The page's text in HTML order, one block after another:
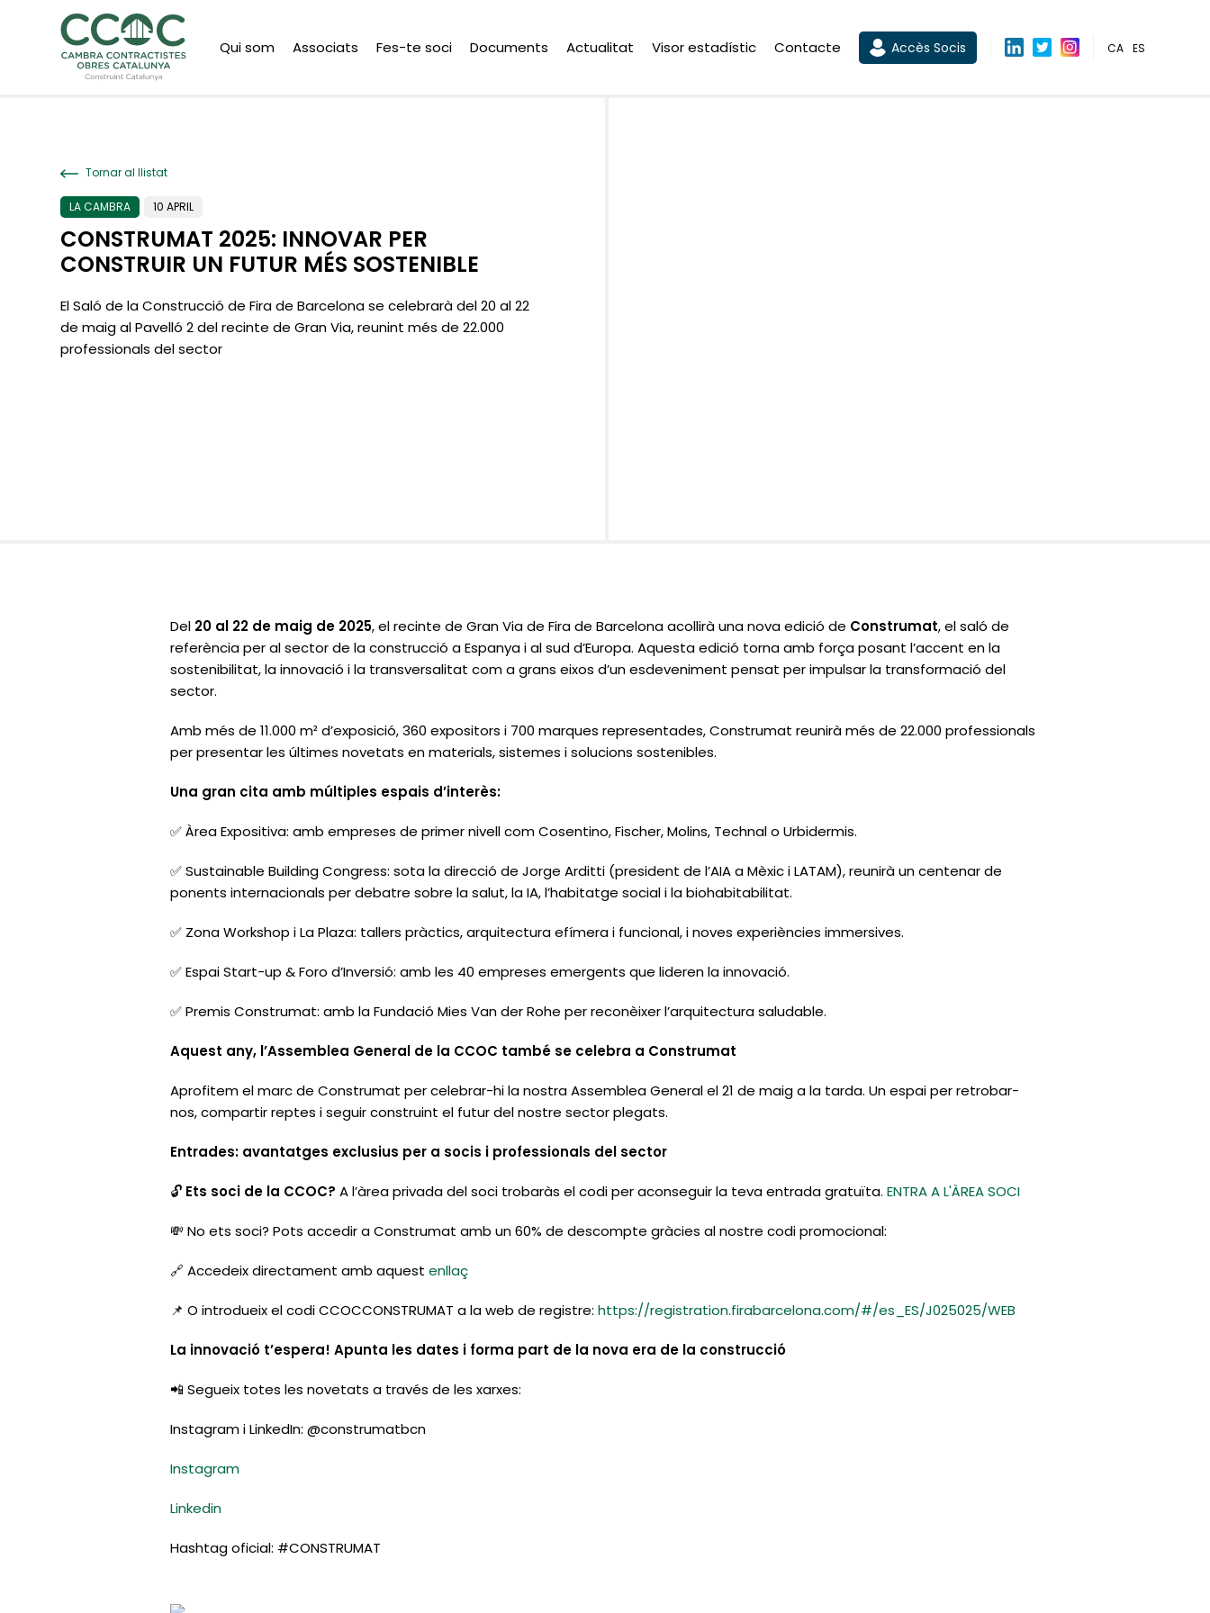
Qui som Associats Fes-te soci Documents Actualitat Visor estadístic Contacte Accès Socis CA ES
Tornar al llistat
LA CAMBRA 10 APRIL
CONSTRUMAT 2025: INNOVAR PER
CONSTRUIR UN FUTUR MÉS SOSTENIBLE
El Saló de la Construcció de Fira de Barcelona se celebrarà del 20 al 22
de maig al Pavelló 2 del recinte de Gran Via, reunint més de 22.000
professionals del sector
Del 20 al 22 de maig de 2025, el recinte de Gran Via de Fira de Barcelona acollirà una nova edició de Construmat, el saló de
referència per al sector de la construcció a Espanya i al sud d’Europa. Aquesta edició torna amb força posant l’accent en la
sostenibilitat, la innovació i la transversalitat com a grans eixos d’un esdeveniment pensat per impulsar la transformació del
sector.
Amb més de 11.000 m² d’exposició, 360 expositors i 700 marques representades, Construmat reunirà més de 22.000 professionals
per presentar les últimes novetats en materials, sistemes i solucions sostenibles.
Una gran cita amb múltiples espais d’interès:
✅ Àrea Expositiva: amb empreses de primer nivell com Cosentino, Fischer, Molins, Technal o Urbidermis.
✅ Sustainable Building Congress: sota la direcció de Jorge Arditti (president de l’AIA a Mèxic i LATAM), reunirà un centenar de
ponents internacionals per debatre sobre la salut, la IA, l’habitatge social i la biohabitabilitat.
✅ Zona Workshop i La Plaza: tallers pràctics, arquitectura efímera i funcional, i noves experiències immersives.
✅ Espai Start-up & Foro d’Inversió: amb les 40 empreses emergents que lideren la innovació.
✅ Premis Construmat: amb la Fundació Mies Van der Rohe per reconèixer l’arquitectura saludable.
Aquest any, l’Assemblea General de la CCOC també se celebra a Construmat
Aprofitem el marc de Construmat per celebrar-hi la nostra Assemblea General el 21 de maig a la tarda. Un espai per retrobar-
nos, compartir reptes i seguir construint el futur del nostre sector plegats.
Entrades: avantatges exclusius per a socis i professionals del sector
🔓 Ets soci de la CCOC? A l’àrea privada del soci trobaràs el codi per aconseguir la teva entrada gratuïta.ENTRA A L'ÀREA SOCI
💸 No ets soci? Pots accedir a Construmat amb un 60% de descompte gràcies al nostre codi promocional:
🔗 Accedeix directament amb aquestenllaç
📌 O introdueix el codi CCOCCONSTRUMAT a la web de registre:https://registration.firabarcelona.com/#/es_ES/J025025/WEB
La innovació t’espera! Apunta les dates i forma part de la nova era de la construcció
📲 Segueix totes les novetats a través de les xarxes:
Instagram i LinkedIn: @construmatbcn
Instagram
Linkedin
Hashtag oficial: #CONSTRUMAT